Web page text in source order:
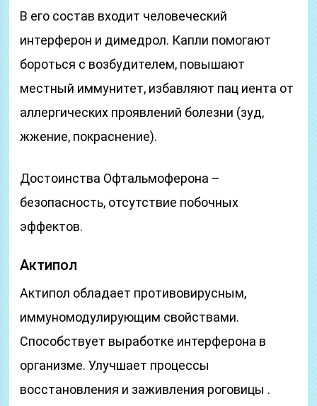
В его состав входит человеческий
интерферон и димедрол. Капли помогают
бороться с возбудителем, повышают
местный иммунитет, избавляют пац иента от
аллергических проявлений болезни (зуд,
жжение, покраснение).
Достоинства Офтальмоферона –
безопасность, отсутствие побочных
эффектов.
Актипол
Актипол обладает противовирусным,
иммуномодулирующим свойствами.
Способствует выработке интерферона в
организме. Улучшает процессы
восстановления и заживления роговицы .